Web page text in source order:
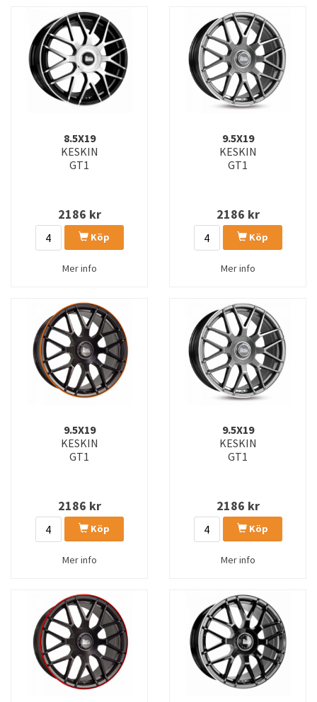
8.5X19
KESKIN
GT1
2186 kr
Köp
Mer info
9.5X19
KESKIN
GT1
2186 kr
Köp
Mer info
9.5X19
KESKIN
GT1
2186 kr
Köp
Mer info
9.5X19
KESKIN
GT1
2186 kr
Köp
Mer info